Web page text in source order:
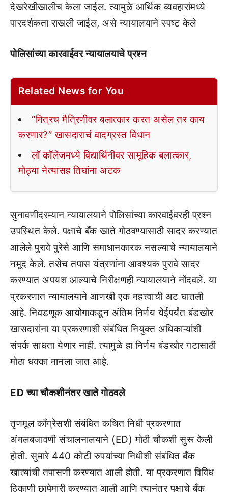
देखरेखीखालीच केला जाईल. त्यामुळे आर्थिक व्यवहारांमध्ये
पारदर्शकता राखली जाईल, असे न्यायालयाने स्पष्ट केले
पोलिसांच्या कारवाईवर न्यायालयाचे प्रश्न
Related News for You
“मित्रच मैत्रिणीवर बलात्कार करत असेल तर काय
करणार?” खासदाराचं वादग्रस्त विधान
लॉ कॉलेजमध्ये विद्यार्थिनीवर सामूहिक बलात्कार,
मोठ्या नेत्यासह तिघांना अटक
सुनावणीदरम्यान न्यायालयाने पोलिसांच्या कारवाईवरही प्रश्न
उपस्थित केले. पक्षाचे बँक खाते गोठवण्यासाठी सादर करण्यात
आलेले पुरावे पुरेसे आणि समाधानकारक नसल्याचे न्यायालयाने
नमूद केले. तसेच तपास यंत्रणांना आवश्यक पुरावे सादर
करण्यात अपयश आल्याचे निरीक्षणही न्यायालयाने नोंदवले. या
प्रकरणात न्यायालयाने आणखी एक महत्त्वाची अट घातली
आहे. निवडणूक आयोगाकडून अंतिम निर्णय येईपर्यंत बंडखोर
खासदारांना या प्रकरणाशी संबंधित नियुक्त अधिकाऱ्यांशी
संपर्क साधता येणार नाही. त्यामुळे हा निर्णय बंडखोर गटासाठी
मोठा धक्का मानला जात आहे.
ED च्या चौकशीनंतर खाते गोठवले
तृणमूल काँग्रेसशी संबंधित कथित निधी प्रकरणात
अंमलबजावणी संचालनालयाने (ED) मोठी चौकशी सुरू केली
होती. सुमारे 440 कोटी रुपयांच्या निधीशी संबंधित बँक
खात्यांची तपासणी करण्यात आली होती. या प्रकरणात विविध
ठिकाणी छापेमारी करण्यात आली आणि त्यानंतर पक्षाचे बँक